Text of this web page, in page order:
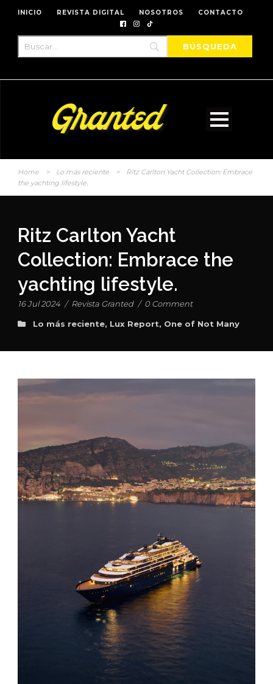
INICIO REVISTA DIGITAL NOSOTROS CONTACTO
Home > Lo más reciente >
Ritz Carlton Yacht Collection: Embrace
the yachting lifestyle.
Ritz Carlton Yacht
Collection: Embrace the
yachting lifestyle.
16 Jul 2024 / Revista Granted / 0 Comment
Lo más reciente, Lux Report, One of Not Many